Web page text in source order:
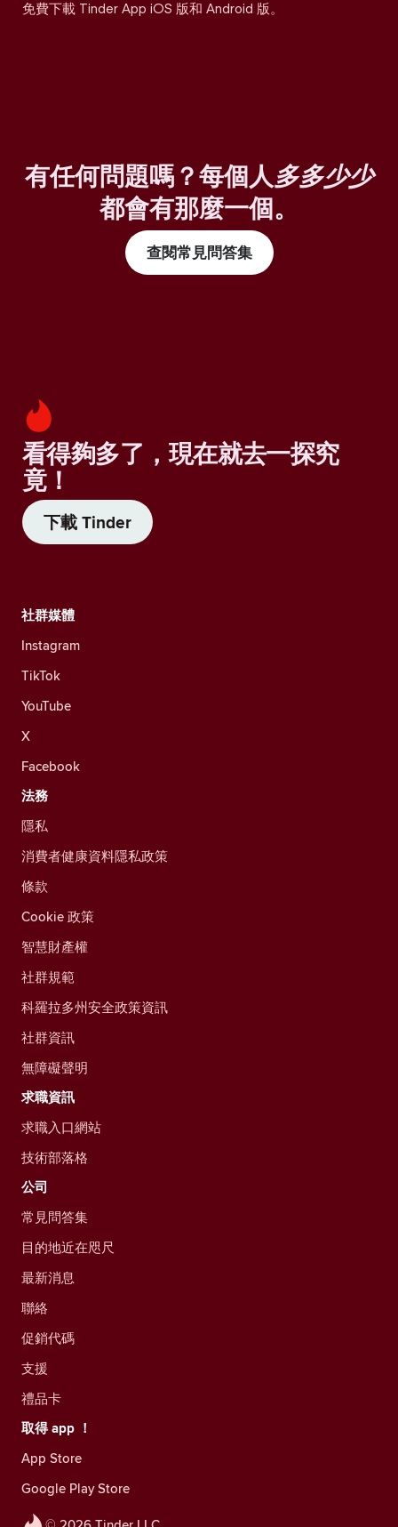
免費下載 Tinder App iOS 版和 Android 版。
有任何問題嗎？每個人多多少少
都會有那麼一個。
查閱常見問答集
看得夠多了，現在就去一探究
竟！
下載 Tinder
社群媒體
Instagram
TikTok
YouTube
X
Facebook
法務
隱私
消費者健康資料隱私政策
條款
Cookie 政策
智慧財產權
社群規範
科羅拉多州安全政策資訊
社群資訊
無障礙聲明
求職資訊
求職入口網站
技術部落格
公司
常見問答集
目的地近在咫尺
最新消息
聯絡
促銷代碼
支援
禮品卡
取得 app ！
App Store
Google Play Store